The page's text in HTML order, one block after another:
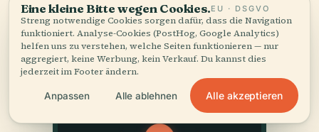
Eine kleine Bitte wegen Cookies.EU · DSGVO
Streng notwendige Cookies sorgen dafür, dass die Navigation
funktioniert. Analyse-Cookies (PostHog, Google Analytics)
helfen uns zu verstehen, welche Seiten funktionieren — nur
aggregiert, keine Werbung, kein Verkauf. Du kannst dies
jederzeit im Footer ändern.
Anpassen Alle ablehnen Alle akzeptieren